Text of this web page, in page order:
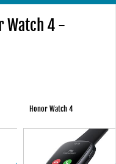
Watch 4 -
Honor Watch 4